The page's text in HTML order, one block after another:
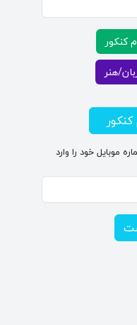
کنکور
هنر
موبایل خود را وارد